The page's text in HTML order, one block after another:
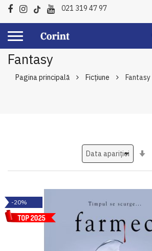
021 319 47 97
Fantasy
Pagina principală Ficțiune Fantasy
-20%